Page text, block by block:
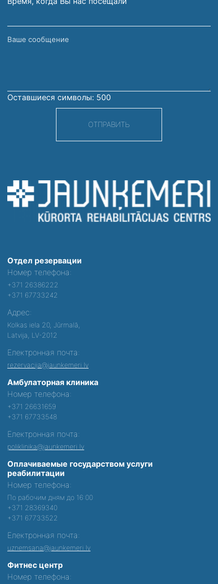
Ваше
Оставшиеся символы: 500
ОТПРАВИТЬ
Отдел резервации
Номер телефона:
+371 26386222
+371 67733242
Адрес:
Kolkas iela 20, Jūrmalā,
Latvija, LV-2012
Електронная почта:
rezervacija@jaunkemeri.lv
Амбулаторная клиника
Номер телефона:
+371 26631659
+371 67733548
Електронная почта:
poliklinika@jaunkemeri.lv
Оплачиваемые государством услуги
реабилитации
Номер телефона:
По рабочим дням до 16:00
+371 28369340
+371 67733522
Електронная почта:
uznemsana@jaunkemeri.lv
Фитнес центр
Номер телефона: